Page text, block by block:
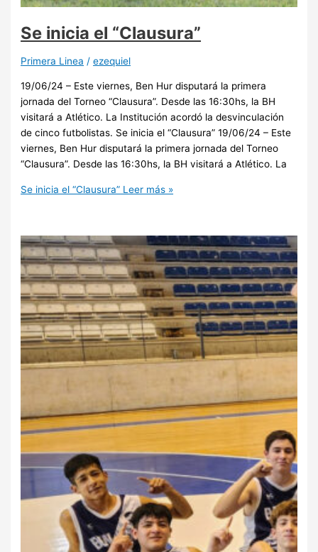
Se inicia el “Clausura”
Primera Linea /ezequiel
19/06/24 – Este viernes, Ben Hur disputará la primera
jornada del Torneo “Clausura”. Desde las 16:30hs, la BH
visitará a Atlético. La Institución acordó la desvinculación
de cinco futbolistas. Se inicia el “Clausura” 19/06/24 – Este
viernes, Ben Hur disputará la primera jornada del Torneo
“Clausura”. Desde las 16:30hs, la BH visitará a Atlético. La
Se inicia el “Clausura” Leer más »